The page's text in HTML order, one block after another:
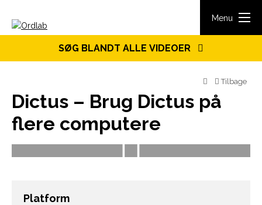
Menu
SØG BLANDT ALLE VIDEOER
Tilbage
Dictus – Brug Dictus på
flere computere
Platform